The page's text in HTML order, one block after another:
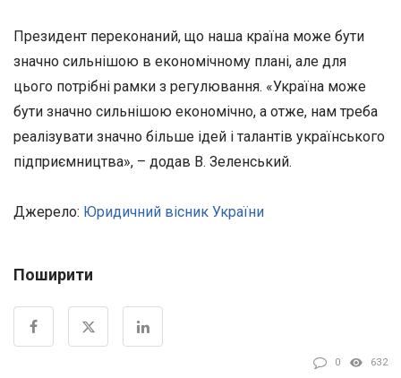
Президент переконаний, що наша країна може бути
значно сильнішою в економічному плані, але для
цього потрібні рамки з регулювання. «Україна може
бути значно сильнішою економічно, а отже, нам треба
реалізувати значно більше ідей і талантів українського
підприємництва», – додав В. Зеленський.
Джерело: Юридичний вісник України
Поширити
0 632